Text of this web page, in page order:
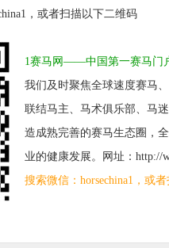
，或者扫描以下二维码
1赛马网——中国第一赛马门
我们及时聚焦全球速度赛马
联结马主、马术俱乐部、马
造成熟完善的赛马生态圈，
业的健康发展。网址：http://
搜索微信：horsechina1，或